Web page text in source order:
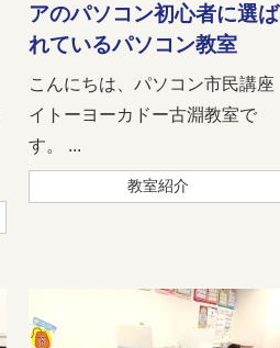
アのパソコン初心者に選ば
れているパソコン教室
こんにちは、パソコン市民講座
イトーヨーカドー古淵教室で
す。 ...
教室紹介